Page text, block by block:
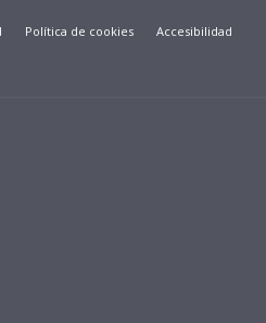
Política de cookies Accesibilidad